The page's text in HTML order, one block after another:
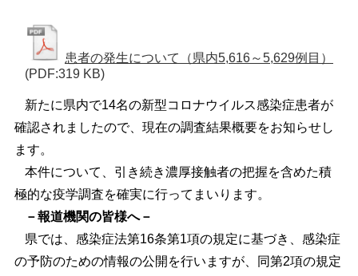
患者の発生について（県内5,616～5,629例目）
(PDF:319 KB)
新たに県内で14名の新型コロナウイルス感染症患者が
確認されましたので、現在の調査結果概要をお知らせし
ます。
本件について、引き続き濃厚接触者の把握を含めた積
極的な疫学調査を確実に行ってまいります。
－報道機関の皆様へ－
県では、感染症法第16条第1項の規定に基づき、感染症
の予防のための情報の公開を行いますが、同第2項の規定